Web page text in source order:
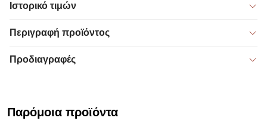
Ιστορικό τιμών
Περιγραφή προϊόντος
Προδιαγραφές
Παρόμοια προϊόντα